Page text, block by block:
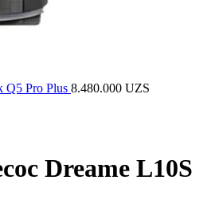
Q5 Pro Plus 8.480.000 UZS
Dreame L10S